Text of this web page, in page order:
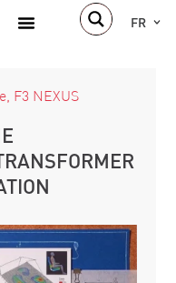
FR
, F3 NEXUS